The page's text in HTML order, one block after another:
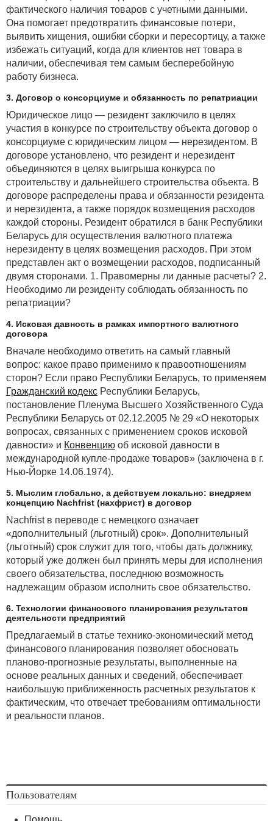
фактического наличия товаров с учетными данными.
Она помогает предотвратить финансовые потери,
выявить хищения, ошибки сборки и пересортицу, а также
избежать ситуаций, когда для клиентов нет товара в
наличии, обеспечивая тем самым бесперебойную
работу бизнеса.
3. Договор о консорциуме и обязанность по репатриации
Юридическое лицо — резидент заключило в целях
участия в конкурсе по строительству объекта договор о
консорциуме с юридическим лицом — нерезидентом. В
договоре установлено, что резидент и нерезидент
объединяются в целях выигрыша конкурса по
строительству и дальнейшего строительства объекта. В
договоре распределены права и обязанности резидента
и нерезидента, а также порядок возмещения расходов
каждой стороны. Резидент обратился в банк Республики
Беларусь для осуществления валютного платежа
нерезиденту в целях возмещения расходов. При этом
представлен акт о возмещении расходов, подписанный
двумя сторонами. 1. Правомерны ли данные расчеты? 2.
Необходимо ли резиденту соблюдать обязанность по
репатриации?
4. Исковая давность в рамках импортного валютного
договора
Вначале необходимо ответить на самый главный
вопрос: какое право применимо к правоотношениям
сторон? Если право Республики Беларусь, то применяем
Гражданский кодекс Республики Беларусь,
постановление Пленума Высшего Хозяйственного Суда
Республики Беларусь от 02.12.2005 № 29 «О некоторых
вопросах, связанных с применением сроков исковой
давности» и Конвенцию об исковой давности в
международной купле-продаже товаров» (заключена в г.
Нью-Йорке 14.06.1974).
5. Мыслим глобально, а действуем локально: внедряем
концепцию Nachfrist (нахфрист) в договор
Nachfrist в переводе с немецкого означает
«дополнительный (льготный) срок». Дополнительный
(льготный) срок служит для того, чтобы дать должнику,
который уже должен был принять меры для исполнения
своего обязательства, последнюю возможность
надлежащим образом исполнить свое обязательство.
6. Технологии финансового планирования результатов
деятельности предприятий
Предлагаемый в статье технико-экономический метод
финансового планирования позволяет обосновать
планово-прогнозные результаты, выполненные на
основе реальных данных и сведений, обеспечивает
наибольшую приближенность расчетных результатов к
фактическим, что отвечает требованиям оптимальности
и реальности планов.
Пользователям